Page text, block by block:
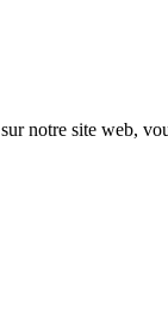
sur notre site web,